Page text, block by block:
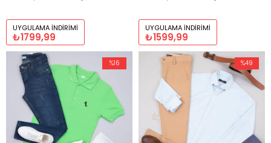
UYGULAMA İNDIRIMI
₺1799,99
UYGULAMA İNDIRIMI
₺1599,99
%16 %49